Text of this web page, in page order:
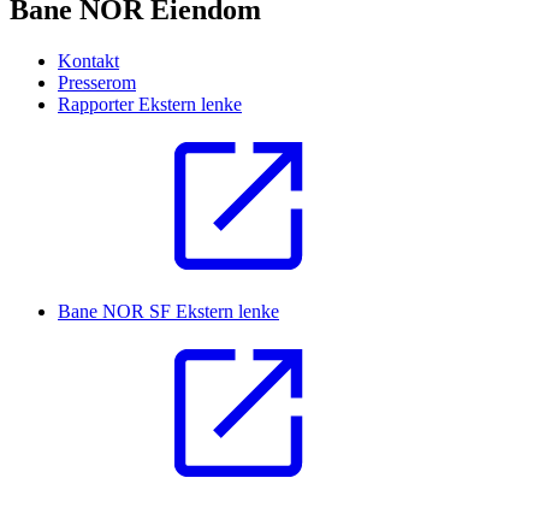
Bane NOR Eiendom
Kontakt
Presserom
RapporterEkstern lenke
Bane NOR SF Ekstern lenke